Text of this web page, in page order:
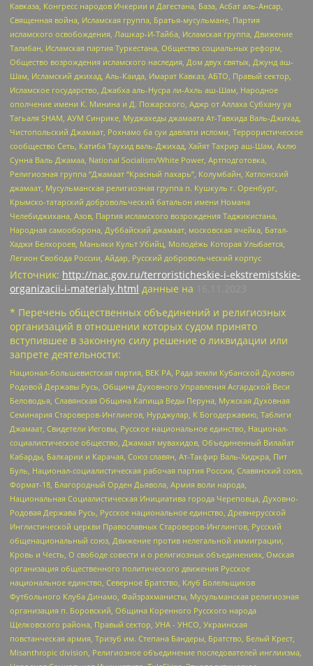
Кавказа, Конгресс народов Ичкерии и Дагестана, База, Асбат аль-Ансар,
Священная война, Исламская группа, Братья-мусульмане, Партия
исламского освобождения, Лашкар-И-Тайба, Исламская группа, Движение
Талибан, Исламская партия Туркестана, Общество социальных реформ,
Общество возрождения исламского наследия, Дом двух святых, Джунд аш-
Шам, Исламский джихад, Аль-Каида, Имарат Кавказ, АБТО, Правый сектор,
Исламское государство, Джабха аль-Нусра ли-Ахль аш-Шам, Народное
ополчение имени К. Минина и Д. Пожарского, Аджр от Аллаха Субхану уа
Тагьаля SHAM, АУМ Синрике, Муджахеды джамаата Ат-Тавхида Валь-Джихад,
Чистопольский Джамаат, Рохнамо ба суи давлати исломи, Террористическое
сообщество Сеть, Катиба Таухид валь-Джихад, Хайят Тахрир аш-Шам, Ахлю
Сунна Валь Джамаа, National Socialism/White Power, Артподготовка,
Религиозная группа “Джамаат “Красный пахарь”, Колумбайн, Хатлонский
джамаат, Мусульманская религиозная группа п. Кушкуль г. Оренбург,
Крымско-татарский добровольческий батальон имени Номана
Челебиджихана, Азов, Партия исламского возрождения Таджикистана,
Народная самооборона, Дуббайский джамаат, московская ячейка, Батал-
Хаджи Белхороев, Маньяки Культ Убийц, Молодёжь Которая Улыбается,
Легион Свобода России, Айдар, Русский добровольческий корпус
Источник: http://nac.gov.ru/terroristicheskie-i-ekstremistskie-
organizacii-i-materialy.html данные на
* Перечень общественных объединений и религиозных
организаций в отношении которых судом принято
вступившее в законную силу решение о ликвидации или
запрете деятельности:
Национал-большевистская партия, ВЕК РА, Рада земли Кубанской Духовно
Родовой Державы Русь, Община Духовного Управления Асгардской Веси
Беловодья, Славянская Община Капища Веды Перуна, Мужская Духовная
Семинария Староверов-Инглингов, Нурджулар, К Богодержавию, Таблиги
Джамаат, Свидетели Иеговы, Русское национальное единство, Национал-
социалистическое общество, Джамаат мувахидов, Объединенный Вилайат
Кабарды, Балкарии и Карачая, Союз славян, Ат-Такфир Валь-Хиджра, Пит
Буль, Национал-социалистическая рабочая партия России, Славянский союз,
Формат-18, Благородный Орден Дьявола, Армия воли народа,
Национальная Социалистическая Инициатива города Череповца, Духовно-
Родовая Держава Русь, Русское национальное единство, Древнерусской
Инглистической церкви Православных Староверов-Инглингов, Русский
общенациональный союз, Движение против нелегальной иммиграции,
Кровь и Честь, О свободе совести и о религиозных объединениях, Омская
организация общественного политического движения Русское
национальное единство, Северное Братство, Клуб Болельщиков
Футбольного Клуба Динамо, Файзрахманисты, Мусульманская религиозная
организация п. Боровский, Община Коренного Русского народа
Щелковского района, Правый сектор, УНА - УНСО, Украинская
повстанческая армия, Тризуб им. Степана Бандеры, Братство, Белый Крест,
Misanthropic division, Религиозное объединение последователей инглиизма,